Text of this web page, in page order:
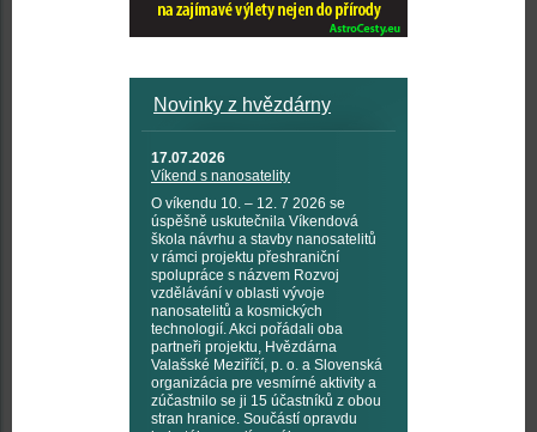
Novinky z hvězdárny
17.07.2026
Víkend s nanosatelity
O víkendu 10. – 12. 7 2026 se
úspěšně uskutečnila Víkendová
škola návrhu a stavby nanosatelitů
v rámci projektu přeshraniční
spolupráce s názvem Rozvoj
vzdělávání v oblasti vývoje
nanosatelitů a kosmických
technologií. Akci pořádali oba
partneři projektu, Hvězdárna
Valašské Meziříčí, p. o. a Slovenská
organizácia pre vesmírné aktivity a
zúčastnilo se ji 15 účastníků z obou
stran hranice. Součástí opravdu